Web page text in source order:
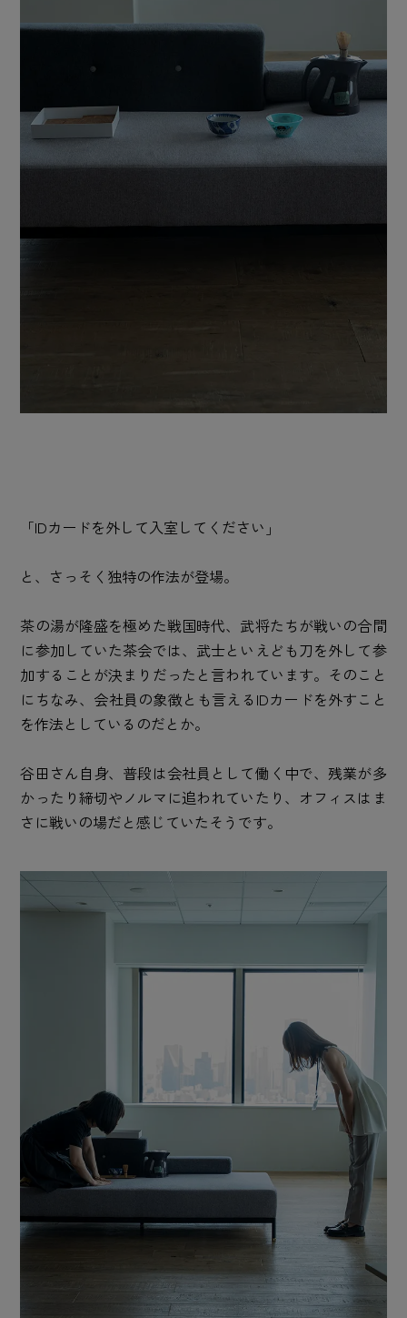
「IDカードを外して入室してください」
と、さっそく独特の作法が登場。
茶の湯が隆盛を極めた戦国時代、武将たちが戦いの合間
に参加していた茶会では、武士といえども刀を外して参
加することが決まりだったと言われています。そのこと
にちなみ、会社員の象徴とも言えるIDカードを外すこと
を作法としているのだとか。
谷田さん自身、普段は会社員として働く中で、残業が多
かったり締切やノルマに追われていたり、オフィスはま
さに戦いの場だと感じていたそうです。